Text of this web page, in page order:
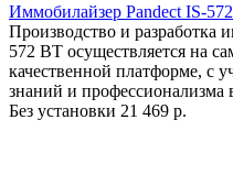
Иммобилайзер Pandect IS-
Производство и разработка
572 BT осуществляется на
качественной платформе, с
знаний и
Без установки 21 469 р.